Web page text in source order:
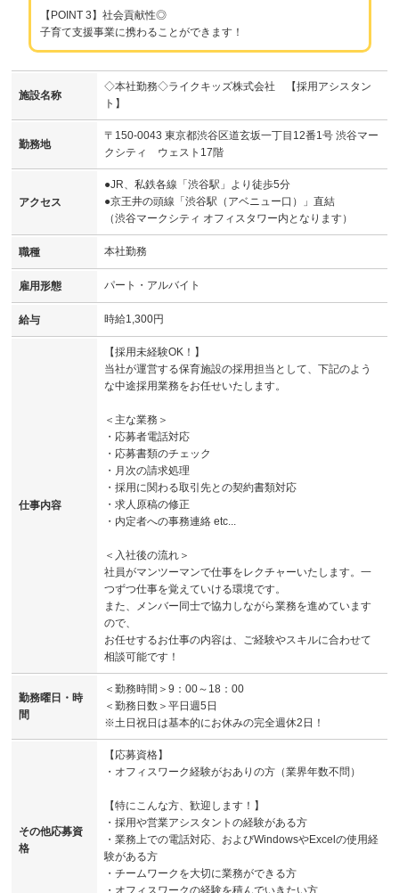
【POINT 3】社会貢献性◎
子育て支援事業に携わることができます！
施設名称
◇本社勤務◇ライクキッズ株式会社 【採用アシスタン
ト】
勤務地
〒150-0043 東京都渋谷区道玄坂一丁目12番1号 渋谷マー
クシティ ウェスト17階
アクセス
●JR、私鉄各線「渋谷駅」より徒歩5分
●京王井の頭線「渋谷駅（アベニュー口）」直結
（渋谷マークシティ オフィスタワー内となります）
職種 本社勤務
雇用形態 パート・アルバイト
給与 時給1,300円
仕事内容
【採用未経験OK！】
当社が運営する保育施設の採用担当として、下記のよう
な中途採用業務をお任せいたします。
＜主な業務＞
・応募者電話対応
・応募書類のチェック
・月次の請求処理
・採用に関わる取引先との契約書類対応
・求人原稿の修正
・内定者への事務連絡 etc...
＜入社後の流れ＞
社員がマンツーマンで仕事をレクチャーいたします。一
つずつ仕事を覚えていける環境です。
また、メンバー同士で協力しながら業務を進めています
ので、
お任せするお仕事の内容は、ご経験やスキルに合わせて
相談可能です！
勤務曜日・時
間
＜勤務時間＞9：00～18：00
＜勤務日数＞平日週5日
※土日祝日は基本的にお休みの完全週休2日！
その他応募資
格
【応募資格】
・オフィスワーク経験がおありの方（業界年数不問）
【特にこんな方、歓迎します！】
・採用や営業アシスタントの経験がある方
・業務上での電話対応、およびWindowsやExcelの使用経
験がある方
・チームワークを大切に業務ができる方
・オフィスワークの経験を積んでいきたい方